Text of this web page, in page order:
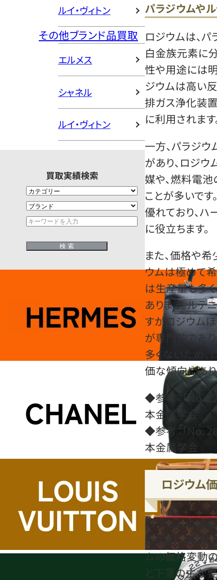
ルイ・ヴィトン
その他ブランド品買取
エルメス
シャネル
ルイ・ヴィトン
買取実績検索
パラジウムや
ロジウムは、
白金族元素に
性や用途には明
ジウムは高い
排ガス浄化装
に利用されます
一方、パラジ
があり、ロジ
媒や、燃料電
ことが多いです
優れており、
に役立ちます。
また、価格や
ウムは極めて
は生産量も多
あります。ル
すがロジウムほ
が専門的であ
多くないため
価な傾向にあり
◆参考：「No.
本金属学会
◆参考：「No.
本金属学会
ロジウム
ロジウムの価
より激しく変動
ムの価格変動
と下落の主な